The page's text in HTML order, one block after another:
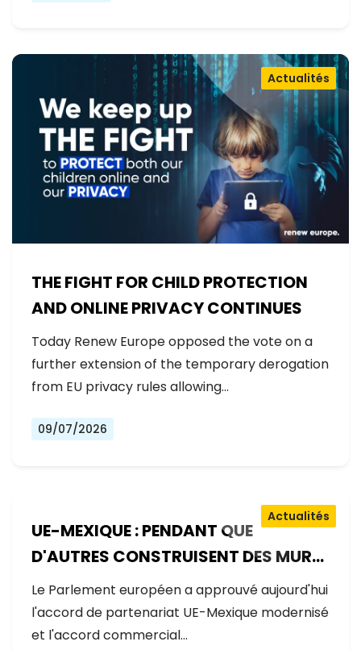
THE FIGHT FOR CHILD PROTECTION
AND ONLINE PRIVACY CONTINUES
Actualités
Today Renew Europe opposed the vote on a
further extension of the temporary derogation
from EU privacy rules allowing…
09/07/2026
UE-MEXIQUE : PENDANT QUE
D'AUTRES CONSTRUISENT DES MURS,
L'EUROPE CONSTRUIT DES PONTS
Actualités
Le Parlement européen a approuvé aujourd'hui
l'accord de partenariat UE-Mexique modernisé
et l'accord commercial…